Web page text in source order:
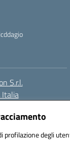
profilazione degli
S.r.l.
Italia